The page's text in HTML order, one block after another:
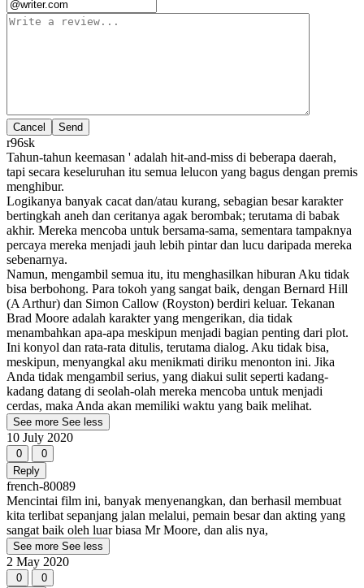
Cancel
r96sk
Tahun-tahun keemasan ' adalah hit-and-miss di beberapa daerah,
tapi secara keseluruhan itu semua lelucon yang bagus dengan premis
menghibur.
Logikanya banyak cacat dan/atau kurang, sebagian besar karakter
bertingkah aneh dan ceritanya agak berombak; terutama di babak
akhir. Mereka mencoba untuk bersama-sama, sementara tampaknya
percaya mereka menjadi jauh lebih pintar dan lucu daripada mereka
sebenarnya.
Namun, mengambil semua itu, itu menghasilkan hiburan Aku tidak
bisa berbohong. Para tokoh yang sangat baik, dengan Bernard Hill
(A Arthur) dan Simon Callow (Royston) berdiri keluar. Tekanan
Brad Moore adalah karakter yang mengerikan, dia tidak
menambahkan apa-apa meskipun menjadi bagian penting dari plot.
Ini konyol dan rata-rata ditulis, terutama dialog. Aku tidak bisa,
meskipun, menyangkal aku menikmati diriku menonton ini. Jika
Anda tidak mengambil serius, yang diakui sulit seperti kadang-
kadang datang di seolah-olah mereka mencoba untuk menjadi
cerdas, maka Anda akan memiliki waktu yang baik melihat.
See more See less
10 July 2020
0
0
Reply
french-80089
Mencintai film ini, banyak menyenangkan, dan berhasil membuat
kita terlibat sepanjang jalan melalui, pemain besar dan akting yang
sangat baik oleh luar biasa Mr Moore, dan alis nya,
See more See less
2 May 2020
0
0